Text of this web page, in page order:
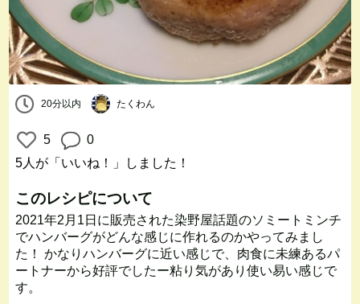
20分以内 たくわん
5
0
5人 が「いいね！」しました！
このレシピについて
2021年2月1日に販売された染野屋話題のソミートミンチ
でハンバーグがどんな感じに作れるのかやってみまし
た！ かなりハンバーグに近い感じで、肉食に未練あるパ
ートナーから好評でしたー粘り気があり使い易い感じで
す。